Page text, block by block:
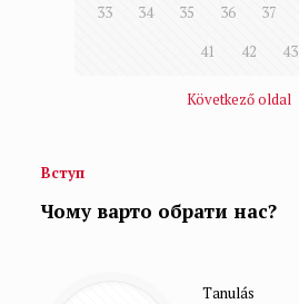
33
34 35 36 37
41
42 43
Következő oldal
Вступ
Чому варто обрати нас?
Tanulás